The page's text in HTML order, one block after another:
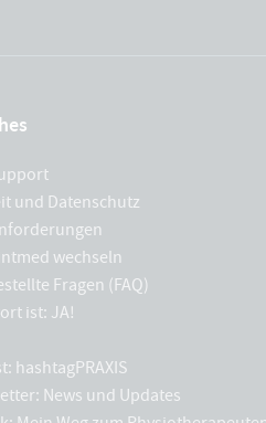
und Datenschutz
wechseln
Fragen (FAQ)
ist: JA!
hashtagPRAXIS
News und Updates